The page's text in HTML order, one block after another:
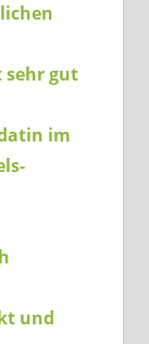
sehr gut
im
und